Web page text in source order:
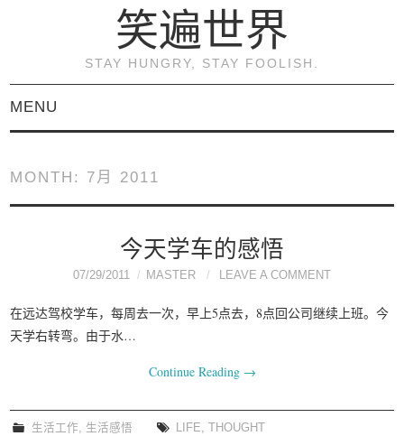
笑遍世界
STAY HUNGRY, STAY FOOLISH.
MENU
战与原理解析》
我要笑遍世界
MONTH: 7月 2011
今天学车的感悟
07/29/2011 MASTER LEAVE A COMMENT
在远达驾校学车，每周去一次，早上5点去，8点回公司继续上班。今
天学右转弯。由于水…
Continue Reading →
生活工作 生活感悟 LIFE ,THOUGHT